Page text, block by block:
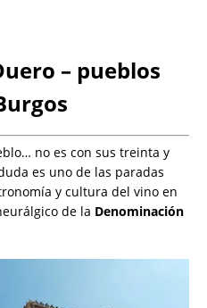
– pueblos
no es con sus treinta y
es uno de las paradas
y cultura del vino en
de la Denominación